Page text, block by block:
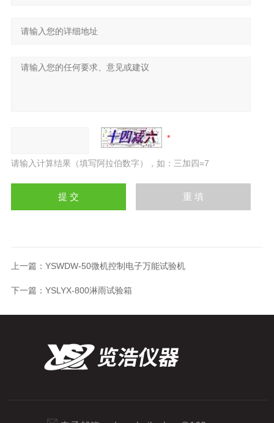
请输入计算结果（填写阿拉伯数字），如：三加四=7
上一篇： YSWDW-50微机控制电子万能试验机
下一篇： YSLYX-800淋雨试验箱